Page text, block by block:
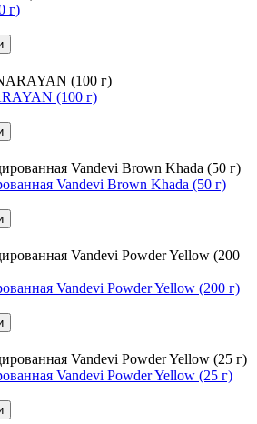
г)
(100 г)
Vandevi Brown Khada (50 г)
Vandevi Powder Yellow (200 г)
Vandevi Powder Yellow (25 г)